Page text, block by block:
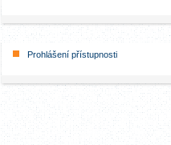
Prohlášení přístupnosti